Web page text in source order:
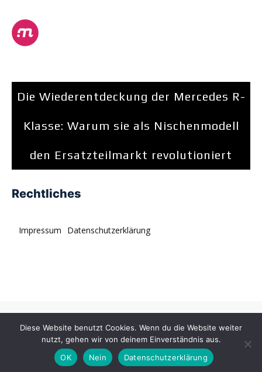
Die Wiederentdeckung der Mercedes R-
Klasse: Warum sie als Nischenmodell
den Ersatzteilmarkt revolutioniert
Rechtliches
Impressum Datenschutzerklärung
multipurpose Prebuilt Website with a wide range of usability.
Diese Website benutzt Cookies. Wenn du die Website weiter
nutzt, gehen wir von deinem Einverständnis aus.
OK
Nein Datenschutzerklärung